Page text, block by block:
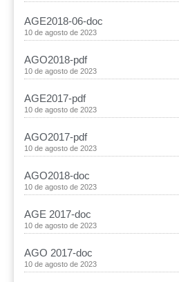
AGE2018-06-doc
10 de agosto de 2023
AGO2018-pdf
10 de agosto de 2023
AGE2017-pdf
10 de agosto de 2023
AGO2017-pdf
10 de agosto de 2023
AGO2018-doc
10 de agosto de 2023
AGE 2017-doc
10 de agosto de 2023
AGO 2017-doc
10 de agosto de 2023